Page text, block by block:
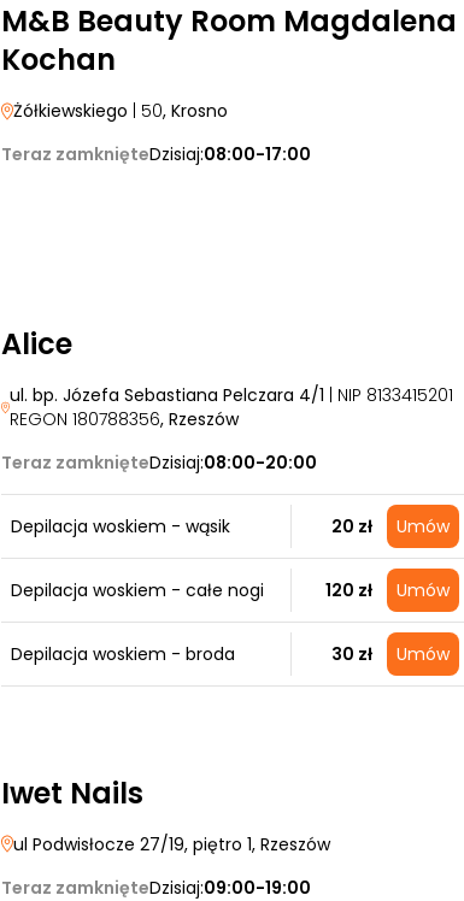
M&B Beauty Room Magdalena
Kochan
Żółkiewskiego | 50, Krosno
Teraz zamknięteDzisiaj:08:00-17:00
Alice
ul. bp. Józefa Sebastiana Pelczara 4/1 | NIP 8133415201
REGON 180788356, Rzeszów
Teraz zamknięteDzisiaj:08:00-20:00
Depilacja woskiem - wąsik 20 zł Umów
Depilacja woskiem - całe nogi 120 zł Umów
Depilacja woskiem - broda 30 zł Umów
Iwet Nails
ul Podwisłocze 27/19, piętro 1, Rzeszów
Teraz zamknięteDzisiaj:09:00-19:00